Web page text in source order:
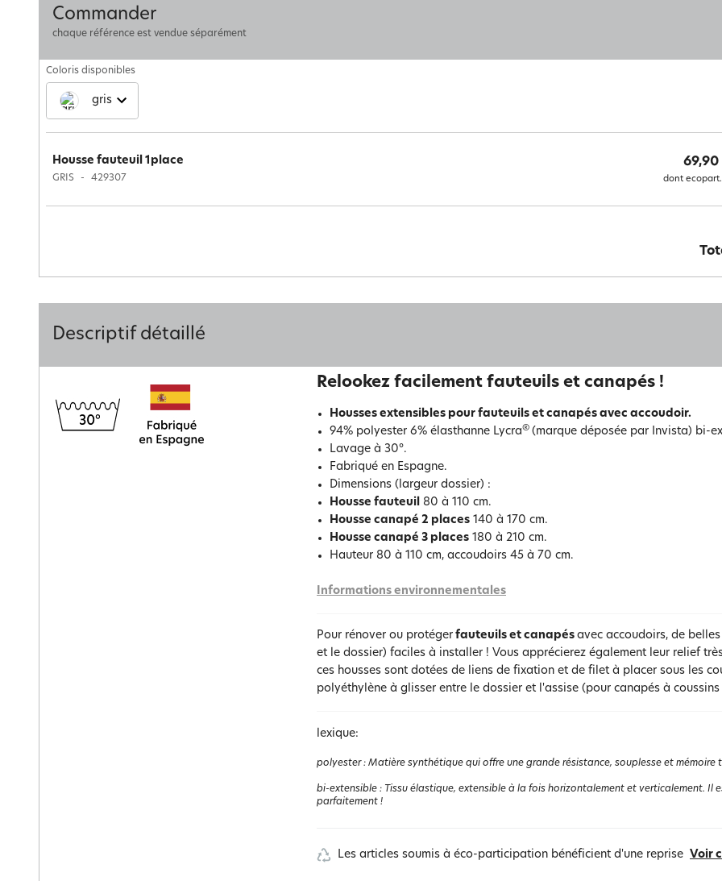
Commander
chaque référence est vendue séparément
Coloris disponibles
gris
Housse fauteuil 1place
GRIS 429307
69,90
dont ecopart.
Descriptif détaillé
Relookez facilement fauteuils et canapés !
Housses extensibles pour fauteuils et canapés avec accoudoir.
94% polyester 6% élasthanne Lycra® (marque déposée par Invista) bi-
Lavage à 30°.
Fabriqué en Espagne.
Dimensions (largeur dossier) :
Housse fauteuil 80 à 110 cm.
Housse canapé 2 places 140 à 170 cm.
Housse canapé 3 places 180 à 210 cm.
Hauteur 80 à 110 cm, accoudoirs 45 à 70 cm.
Informations environnementales
Pour rénover ou protéger fauteuils et canapés avec accoudoirs, de belles
et le dossier) faciles à installer ! Vous apprécierez également leur relief
ces housses sont dotées de liens de fixation et de filet à placer sous les
polyéthylène à glisser entre le dossier et l'assise (pour canapés à coussins
lexique:
polyester: Matière synthétique qui offre une grande résistance, souplesse et
bi-extensible : Tissu élastique, extensible à la fois horizontalement et verticalement. Il
parfaitement !
Les articles soumis à éco-participation bénéficient d'une reprise Voir